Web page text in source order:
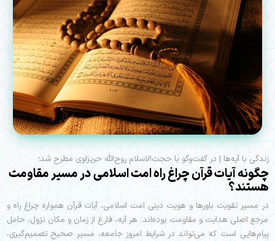
زندگی با آیه‌ها | در گفت‌وگو با حجت‌الاسلام روح‌الله حریزاوی مطرح شد؛
چگونه آیات قرآن چراغ راه امت اسلامی در مسیر مقاومت
هستند؟
در مسیر تقویت باورها و هویت دینی امت اسلامی، آیات قرآن همواره چراغ راه و
مرجع اصلی هدایت و مقاومت بوده‌اند. هر آیه، فارغ از زمان و مکان نزول، حامل
پیام‌هایی است که می‌تواند در شرایط امروز جامعه، مسیر صحیح تصمیم‌گیری،